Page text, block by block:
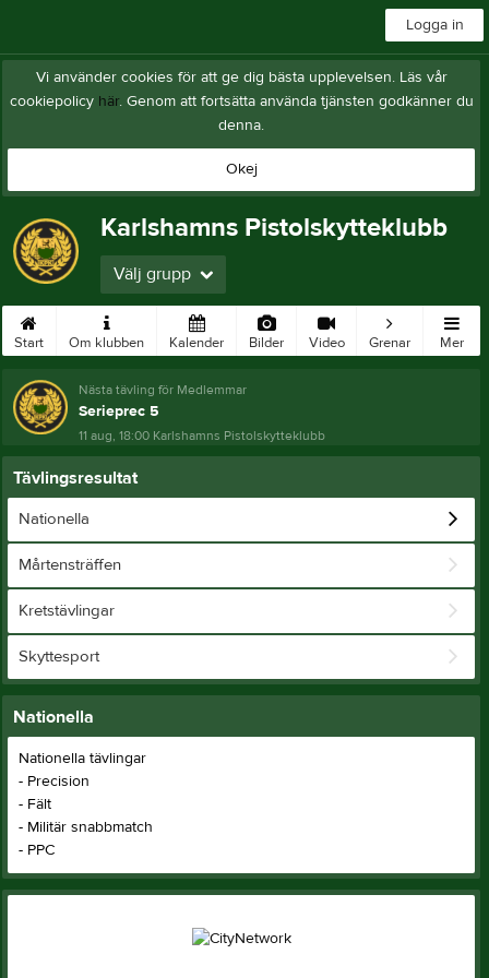
Logga in
Vi använder cookies för att ge dig bästa upplevelsen. Läs vår
cookiepolicy här. Genom att fortsätta använda tjänsten godkänner du
denna.
Okej
Karlshamns Pistolskytteklubb
Välj grupp
Start Om klubben Kalender Bilder Video Grenar Mer
Nästa tävling för Medlemmar
Serieprec 5
11 aug, 18:00 Karlshamns Pistolskytteklubb
Tävlingsresultat
Nationella
Mårtensträffen
Kretstävlingar
Skyttesport
Nationella
Nationella tävlingar
- Precision
- Fält
- Militär snabbmatch
- PPC